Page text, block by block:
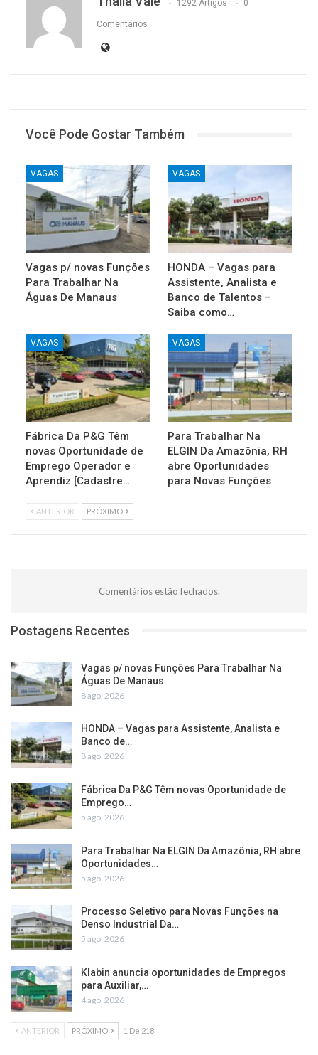
1292 Artigos 0
Comentários
Você Pode Gostar Também
VAGAS
Vagas p/ novas Funções
Para Trabalhar Na
Águas De Manaus
VAGAS
HONDA – Vagas para
Assistente, Analista e
Banco de Talentos –
Saiba como…
VAGAS
Fábrica Da P&G Têm
novas Oportunidade de
Emprego Operador e
Aprendiz [Cadastre…
VAGAS
Para Trabalhar Na
ELGIN Da Amazônia, RH
abre Oportunidades
para Novas Funções
ANTERIOR PRÓXIMO
Comentários estão fechados.
Postagens Recentes
Vagas p/ novas Funções Para Trabalhar Na
Águas De Manaus
8 ago, 2026
HONDA – Vagas para Assistente, Analista e
Banco de…
8 ago, 2026
Fábrica Da P&G Têm novas Oportunidade de
Emprego…
5 ago, 2026
Para Trabalhar Na ELGIN Da Amazônia, RH abre
Oportunidades…
5 ago, 2026
Processo Seletivo para Novas Funções na
Denso Industrial Da…
5 ago, 2026
Klabin anuncia oportunidades de Empregos
para Auxiliar,…
4 ago, 2026
ANTERIOR PRÓXIMO 1 De 218